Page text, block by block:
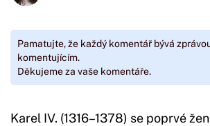
Pamatujte, že každý komentář bývá
komentujícím.
Děkujeme za vaše komentáře.
Karel IV. (1316–1378) se poprvé